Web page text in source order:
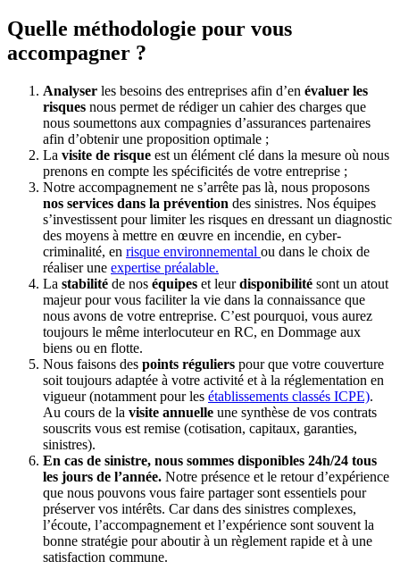
Quelle méthodologie pour vous
accompagner ?
Analyser les besoins des entreprises afin d’en évaluer les
risques nous permet de rédiger un cahier des charges que
nous soumettons aux compagnies d’assurances partenaires
afin d’obtenir une proposition optimale ;
La visite de risque est un élément clé dans la mesure où nous
prenons en compte les spécificités de votre entreprise ;
Notre accompagnement ne s’arrête pas là, nous proposons
nos services dans la prévention des sinistres. Nos équipes
s’investissent pour limiter les risques en dressant un diagnostic
des moyens à mettre en œuvre en incendie, en cyber-
criminalité, en risque environnemental ou dans le choix de
réaliser une expertise préalable.
La stabilité de nos équipes et leurdisponibilité sont un atout
majeur pour vous faciliter la vie dans la connaissance que
nous avons de votre entreprise. C’est pourquoi, vous aurez
toujours le même interlocuteur en RC, en Dommage aux
biens ou en flotte.
Nous faisons des points réguliers pour que votre couverture
soit toujours adaptée à votre activité et à la réglementation en
vigueur (notamment pour les établissements classés ICPE).
Au cours de la visite annuelle une synthèse de vos contrats
souscrits vous est remise (cotisation, capitaux, garanties,
sinistres).
En cas de sinistre, nous sommes disponibles 24h/24 tous
les jours de l’année. Notre présence et le retour d’expérience
que nous pouvons vous faire partager sont essentiels pour
préserver vos intérêts. Car dans des sinistres complexes,
l’écoute, l’accompagnement et l’expérience sont souvent la
bonne stratégie pour aboutir à un règlement rapide et à une
satisfaction commune.